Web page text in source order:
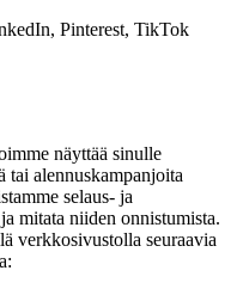
Pinterest, TikTok
näyttää sinulle
tai alennuskampanjoita
selaus- ja
mitata niiden onnistumista.
verkkosivustolla seuraavia